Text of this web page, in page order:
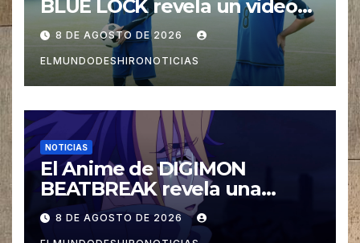
BLUE LOCK revela un video
especial con el tema musical
interpretado por Ado
8 DE AGOSTO DE 2026
ELMUNDODESHIRONOTICIAS
NOTICIAS
El Anime de DIGIMON
BEATBREAK revela una
nueva imagen para su ultimo
Arco Asuka
8 DE AGOSTO DE 2026